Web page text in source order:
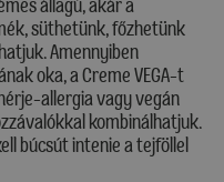
állagú, akár a
süthetünk, főzhetünk
Amennyiben
oka, a Creme VEGA-t
allergia vagy vegán
kombinálhatjuk.
búcsút intenie a tejföllel